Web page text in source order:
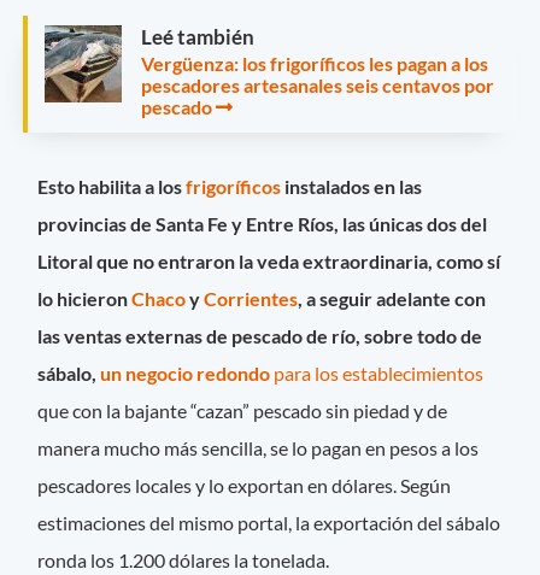
Leé también
Vergüenza: los frigoríficos les pagan a los
pescadores artesanales seis centavos por
pescado
Esto habilita a losfrigoríficos instalados en las
provincias de Santa Fe y Entre Ríos, las únicas dos del
Litoral que no entraron la veda extraordinaria, como sí
lo hicieronChacoyCorrientes, a seguir adelante con
las ventas externas de pescado de río, sobre todo de
sábalo,un negocio redondo para los establecimientos
que con la bajante “cazan” pescado sin piedad y de
manera mucho más sencilla, se lo pagan en pesos a los
pescadores locales y lo exportan en dólares. Según
estimaciones del mismo portal, la exportación del sábalo
ronda los 1.200 dólares la tonelada.